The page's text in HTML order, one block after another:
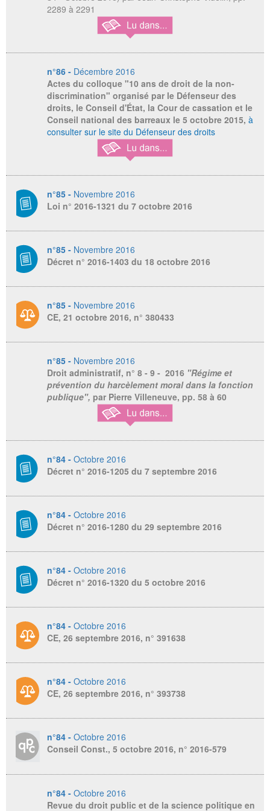
2289 à 2291
n°86 - Décembre 2016
Actes du colloque "10 ans de droit de la non-
discrimination" organisé par le Défenseur des
droits, le Conseil d'État, la Cour de cassation et le
Conseil national des barreaux le 5 octobre 2015, à
consulter sur le site du Défenseur des droits
n°85 - Novembre 2016
Loi n° 2016-1321 du 7 octobre 2016
n°85 - Novembre 2016
Décret n° 2016-1403 du 18 octobre 2016
n°85 - Novembre 2016
CE, 21 octobre 2016, n° 380433
n°85 - Novembre 2016
Droit administratif, n° 8 - 9 - 2016 "Régime et
prévention du harcèlement moral dans la fonction
publique", par Pierre Villeneuve, pp. 58 à 60
n°84 - Octobre 2016
Décret n° 2016-1205 du 7 septembre 2016
n°84 - Octobre 2016
Décret n° 2016-1280 du 29 septembre 2016
n°84 - Octobre 2016
Décret n° 2016-1320 du 5 octobre 2016
n°84 - Octobre 2016
CE, 26 septembre 2016, n° 391638
n°84 - Octobre 2016
CE, 26 septembre 2016, n° 393738
n°84 - Octobre 2016
Conseil Const., 5 octobre 2016, n° 2016-579
n°84 - Octobre 2016
Revue du droit public et de la science politique en